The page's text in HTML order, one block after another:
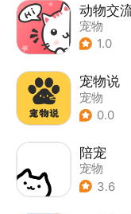
动物交
宠物
1.0
宠物说
宠物
0.0
陪宠
宠物
3.6